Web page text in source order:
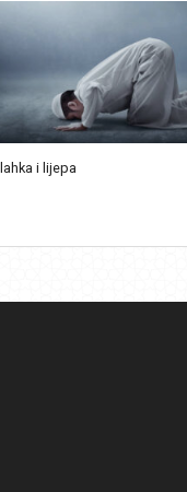
i lijepa